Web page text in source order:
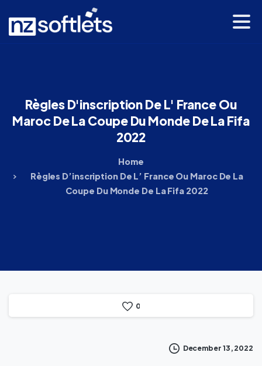
RèglesD'inscriptionDeL' FranceOu
MarocDeLaCoupeDuMondeDeLaFifa
2022
Home
Règles D’inscription De L’ France Ou Maroc De La
Coupe Du Monde De La Fifa 2022
0
December 13, 2022